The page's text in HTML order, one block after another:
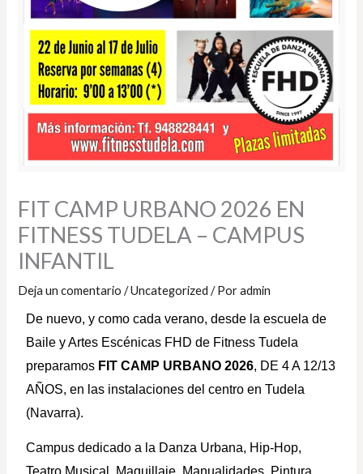
FIT CAMP URBANO 2026 EN
FITNESS TUDELA – CAMPUS
INFANTIL
Deja un comentario /Uncategorized / Poradmin
De nuevo, y como cada verano, desde la escuela de
Baile y Artes Escénicas FHD de Fitness Tudela
preparamos FIT CAMP URBANO 2026, DE 4 A 12/13
AÑOS, en las instalaciones del centro en Tudela
(Navarra).
Campus dedicado a la Danza Urbana, Hip-Hop,
Teatro Musical, Maquillaje, Manualidades, Pintura,